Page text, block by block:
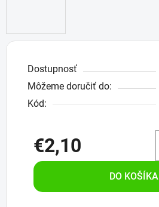
Dostupnosť
Môžeme doručiť do:
Kód:
€2,10
Jednotková cena:
DO KOŠÍKA